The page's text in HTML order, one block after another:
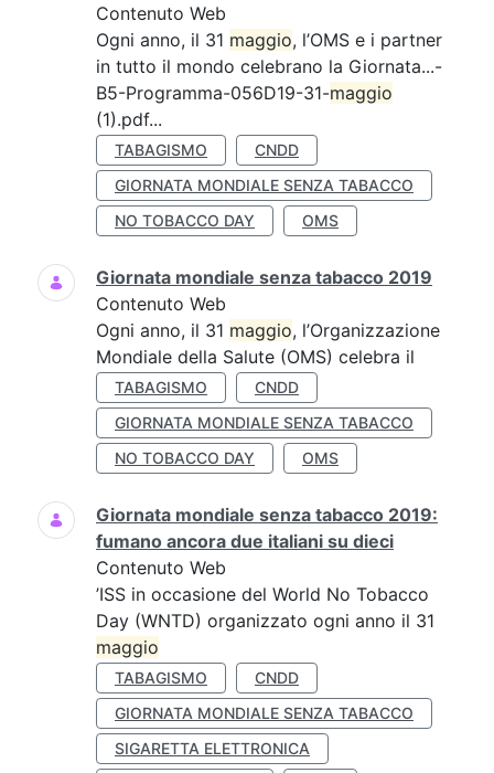
Contenuto Web
Ogni anno, il 31 maggio, l’OMS e i partner
in tutto il mondo celebrano la Giornata...-
B5-Programma-056D19-31-maggio
(1).pdf...
TABAGISMO
CNDD
GIORNATA MONDIALE SENZA TABACCO
NO TOBACCO DAY
OMS
Giornata mondiale senza tabacco 2019
Contenuto Web
Ogni anno, il 31 maggio, l’Organizzazione
Mondiale della Salute (OMS) celebra il
TABAGISMO
CNDD
GIORNATA MONDIALE SENZA TABACCO
NO TOBACCO DAY
OMS
Giornata mondiale senza tabacco 2019:
fumano ancora due italiani su dieci
Contenuto Web
’ISS in occasione del World No Tobacco
Day (WNTD) organizzato ogni anno il 31
maggio
TABAGISMO
CNDD
GIORNATA MONDIALE SENZA TABACCO
SIGARETTA ELETTRONICA